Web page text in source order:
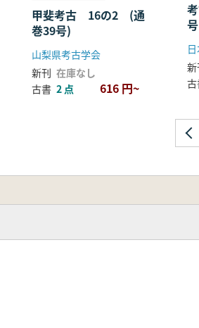
甲斐考古 16の2 (通
巻39号)
山梨県考古学会
新刊 在庫なし
古書 2 点 616 円~
号
新